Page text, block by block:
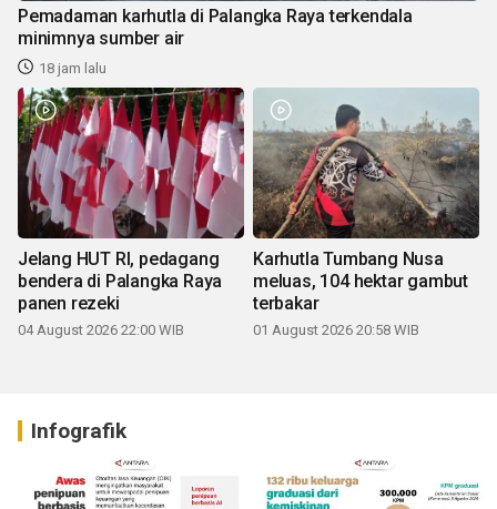
Pemadaman karhutla di Palangka Raya terkendala
minimnya sumber air
18 jam lalu
Jelang HUT RI, pedagang
bendera di Palangka Raya
panen rezeki
04 August 2026 22:00 WIB
Karhutla Tumbang Nusa
meluas, 104 hektar gambut
terbakar
01 August 2026 20:58 WIB
Infografik